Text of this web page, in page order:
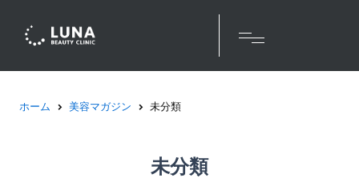
ホーム 美容マガジン 未分類
未分類